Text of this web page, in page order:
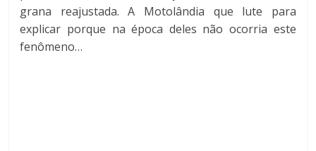
grana reajustada. A Motolândia que lute para
explicar porque na época deles não ocorria este
fenômeno…